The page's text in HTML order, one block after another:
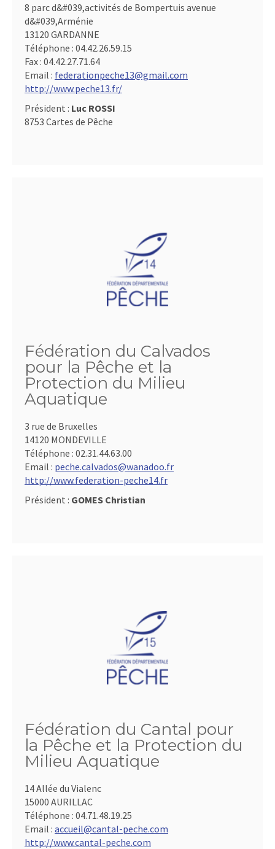
8 parc d&#039,activités de Bompertuis avenue
d&#039,Arménie
13120 GARDANNE
Téléphone : 04.42.26.59.15
Fax : 04.42.27.71.64
Email : federationpeche13@gmail.com
http://www.peche13.fr/
Président : Luc ROSSI
8753 Cartes de Pêche
Fédération du Calvados
pour la Pêche et la
Protection du Milieu
Aquatique
3 rue de Bruxelles
14120 MONDEVILLE
Téléphone : 02.31.44.63.00
Email : peche.calvados@wanadoo.fr
http://www.federation-peche14.fr
Président : GOMES Christian
Fédération du Cantal pour
la Pêche et la Protection du
Milieu Aquatique
14 Allée du Vialenc
15000 AURILLAC
Téléphone : 04.71.48.19.25
Email : accueil@cantal-peche.com
http://www.cantal-peche.com